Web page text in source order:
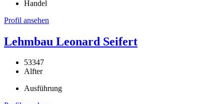
Handel
Profil ansehen
Lehmbau Leonard Seifert
53347
Alfter
Ausführung